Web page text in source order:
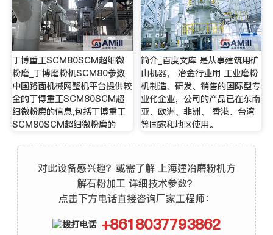
丁博重工SCM80SCM超细微
粉磨_丁博磨粉机SCM80参数
中国路面机械网整机平台提供较
全的丁博重工SCM80SCM超
细微粉磨的信息,包括丁博重工
SCM80SCM超细微粉磨的
简介_百度文库 是从事建筑用矿
山机器， 冶金行业用 工业磨粉
机制造、研发、销售的国际型专
业化企业，公司的产品已在东南
亚、欧洲、非洲、 香港、台湾
等国家和地区使用。
对此设备感兴趣？或需了解 上海建冶磨粉机方
解石粉加工 详细技术参数？
点击下方电话直接咨询厂家工程师：
+8618037793862